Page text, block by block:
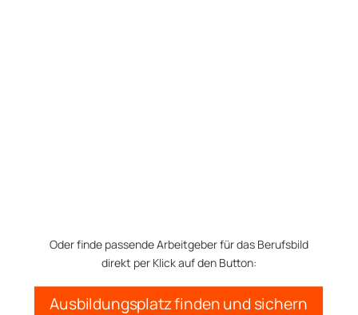
Oder finde passende Arbeitgeber für das Berufsbild
direkt per Klick auf den Button:
Ausbildungsplatz finden und sichern